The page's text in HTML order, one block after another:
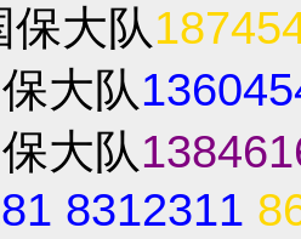
大队
大队
大队
8312311